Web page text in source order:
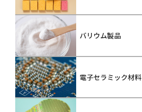
バリウム製品
電子セラミック材料